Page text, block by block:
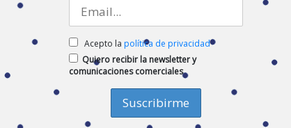
Acepto la política de privacidad
Quiero recibir la newsletter y
comunicaciones comerciales